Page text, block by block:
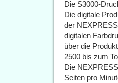
Die S3000-
Die digitale
der
digitalen
über die
2500 bis zum
Die
Seiten pro